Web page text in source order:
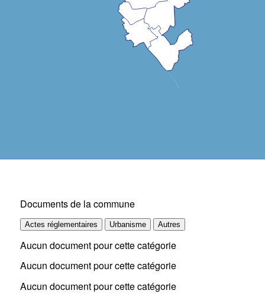
Documents de la commune
Actes réglementaires Urbanisme Autres
Aucun document pour cette catégorie
Aucun document pour cette catégorie
Aucun document pour cette catégorie